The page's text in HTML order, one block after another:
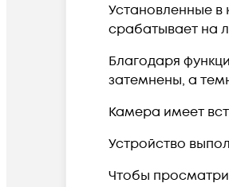
Установленные в
срабатывает на
Благодаря
затемнены, а
Камера имеет
Устройство
Чтобы